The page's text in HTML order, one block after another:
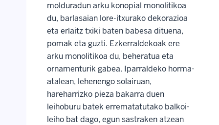
molduradun arku konopial monolitikoa
du, barlasaian lore-itxurako dekorazioa
eta erlaitz txiki baten babesa dituena,
pomak eta guzti. Ezkerraldekoak ere
arku monolitikoa du, beheratua eta
ornamenturik gabea. Iparraldeko horma-
atalean, lehenengo solairuan,
hareharrizko pieza bakarra duen
leihoburu batek errematatutako balkoi-
leiho bat dago, egun sastraken atzean